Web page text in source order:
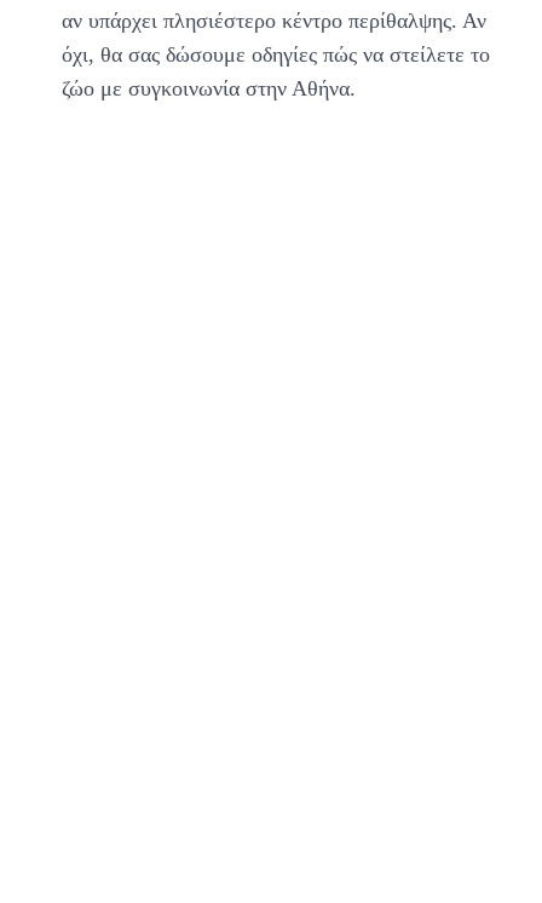
αν υπάρχει πλησιέστερο κέντρο περίθαλψης. Αν
όχι, θα σας δώσουμε οδηγίες πώς να στείλετε το
ζώο με συγκοινωνία στην Αθήνα.